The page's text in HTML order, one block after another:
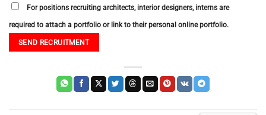
For positions recruiting architects, interior designers, interns are
required to attach a portfolio or link to their personal online portfolio.